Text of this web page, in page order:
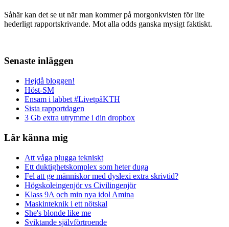
Såhär kan det se ut när man kommer på morgonkvisten för lite
hederligt rapportskrivande. Mot alla odds ganska mysigt faktiskt.
Senaste inläggen
Hejdå bloggen!
Höst-SM
Ensam i labbet #LivetpåKTH
Sista rapportdagen
3 Gb extra utrymme i din dropbox
Lär känna mig
Att våga plugga tekniskt
Ett duktighetskomplex som heter duga
Fel att ge människor med dyslexi extra skrivtid?
Högskoleingenjör vs Civilingenjör
Klass 9A och min nya idol Amina
Maskinteknik i ett nötskal
She's blonde like me
Sviktande självförtroende